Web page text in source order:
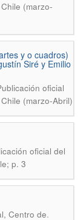
(marzo-
y o cuadros)
Siré y Emilio
oficial
(marzo-Abril)
oficial del
p. 3
Centro de.